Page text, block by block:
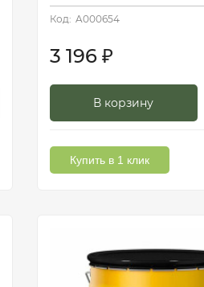
Код: A000654
3 196 ₽
В корзину
Купить в 1 клик